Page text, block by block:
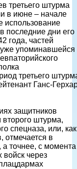
третьего штурма
в июне – начале
использование
последние дни его
года, частей
упоминавшейся
третьего
Ганс-
защитников
штурма,
спецназа, или, как
отмечается в
точнее, с момента
через